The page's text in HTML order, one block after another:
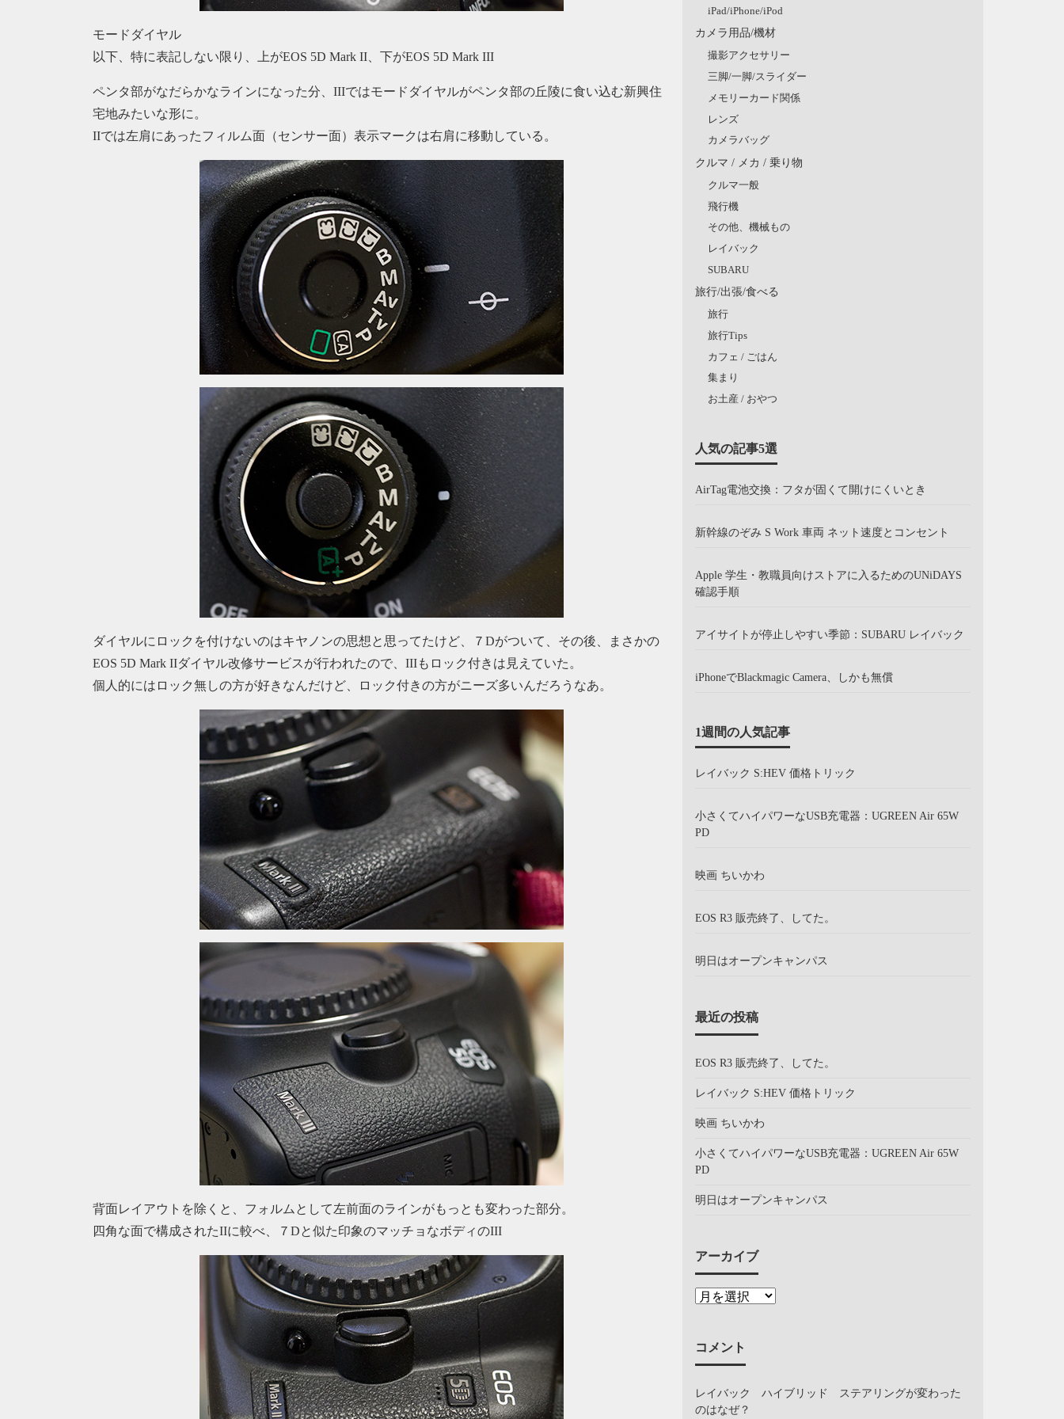
モードダイヤル
以下、特に表記しない限り、上がEOS 5D Mark II、下がEOS 5D Mark III
ペンタ部がなだらかなラインになった分、IIIではモードダイヤルがペンタ部の丘陵に食い込む新興住
宅地みたいな形に。
IIでは左肩にあったフィルム面（センサー面）表示マークは右肩に移動している。
ダイヤルにロックを付けないのはキヤノンの思想と思ってたけど、７Dがついて、その後、まさかの
EOS 5D Mark IIダイヤル改修サービスが行われたので、IIIもロック付きは見えていた。
個人的にはロック無しの方が好きなんだけど、ロック付きの方がニーズ多いんだろうなあ。
背面レイアウトを除くと、フォルムとして左前面のラインがもっとも変わった部分。
四角な面で構成されたIIに較べ、７Dと似た印象のマッチョなボディのIII
iPad/iPhone/iPod
カメラ用品/機材
撮影アクセサリー
三脚/一脚/スライダー
メモリーカード関係
レンズ
カメラバッグ
クルマ / メカ / 乗り物
クルマ一般
飛行機
その他、機械もの
レイバック
SUBARU
旅行/出張/食べる
旅行
旅行Tips
カフェ / ごはん
集まり
お土産 / おやつ
人気の記事5選
AirTag電池交換：フタが固くて開けにくいとき
新幹線のぞみ S Work 車両 ネット速度とコンセント
Apple 学生・教職員向けストアに入るためのUNiDAYS
確認手順
アイサイトが停止しやすい季節：SUBARU レイバック
iPhoneでBlackmagic Camera、しかも無償
1週間の人気記事
レイバック S:HEV 価格トリック
小さくてハイパワーなUSB充電器：UGREEN Air 65W
PD
映画 ちいかわ
EOS R3 販売終了、してた。
明日はオープンキャンパス
最近の投稿
EOS R3 販売終了、してた。
レイバック S:HEV 価格トリック
映画 ちいかわ
小さくてハイパワーなUSB充電器：UGREEN Air 65W
PD
明日はオープンキャンパス
アーカイブ
コメント
レイバック ハイブリッド ステアリングが変わった
のはなぜ？